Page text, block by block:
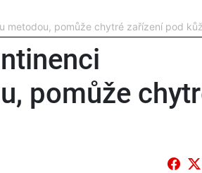
metodou, pomůže chytré zařízení pod
pomůže